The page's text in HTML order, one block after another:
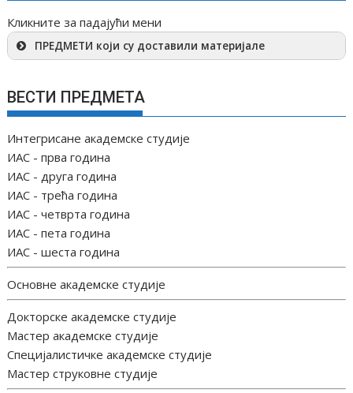
Кликните за падајући мени
ПРЕДМЕТИ који су доставили материјале
ВЕСТИ ПРЕДМЕТА
Интегрисане академске студије
ИАС - прва година
ИАС - друга година
ИАС - трећа година
ИАС - четврта година
ИАС - пета година
ИАС - шеста година
Основне академске студије
Докторске академске студије
Мастер академске студије
Специјалистичке академске студије
Мастер струковне студије